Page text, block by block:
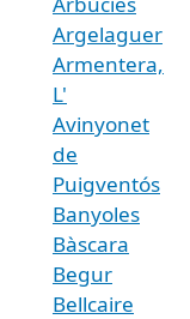
Argelaguer
Armentera,
L'
Avinyonet
de
Puigventós
Banyoles
Bàscara
Begur
Bellcaire